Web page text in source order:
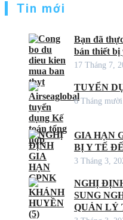
Tin mới
Bạn đã
bán thiết bị
17 Tháng 7,
TUYỂN
6 Tháng
GIA HẠN
BỊ Y TẾ
3 Tháng 3,
NGHỊ
SUNG
QUẢN LÝ